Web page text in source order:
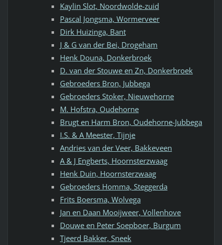
Kaylin Slot, Noordwolde-zuid
Pascal Jongsma, Wormerveer
Dirk Huizinga, Bant
J & G van der Bei, Drogeham
Henk Douna, Donkerbroek
D. van der Stouwe en Zn, Donkerbroek
Gebroeders Bron, Jubbega
Gebroeders Stoker, Nieuwehorne
M. Hofstra, Oudehorne
Brugt en Harm Bron, Oudehorne-Jubbega
I.S. & A Meester, Tijnje
Andries van der Veer, Bakkeveen
A & J Engberts, Hoornsterzwaag
Henk Duin, Hoornsterzwaag
Gebroeders Homma, Steggerda
Frits Boersma, Wolvega
Jan en Daan Mooijweer, Vollenhove
Douwe en Peter Soepboer, Burgum
Tjeerd Bakker, Sneek